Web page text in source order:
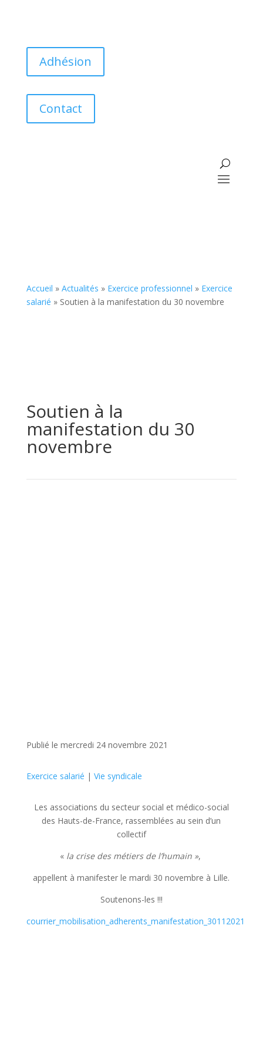
Adhésion
Contact
Accueil » Actualités » Exercice professionnel » Exercice
salarié » Soutien à la manifestation du 30 novembre
Soutien à la
manifestation du 30
novembre
Publié le mercredi 24 novembre 2021
Exercice salarié | Vie syndicale
Les associations du secteur social et médico-social
des Hauts-de-France, rassemblées au sein d’un
collectif
« la crise des métiers de l’humain »,
appellent à manifester le mardi 30 novembre à Lille.
Soutenons-les !!!
courrier_mobilisation_adherents_manifestation_30112021